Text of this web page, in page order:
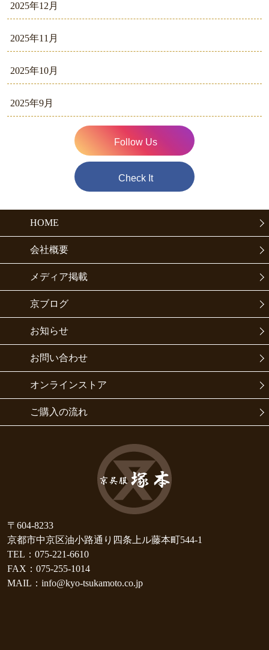
2025年12月
2025年11月
2025年10月
2025年9月
Follow Us
Check It
HOME
会社概要
メディア掲載
京ブログ
お知らせ
お問い合わせ
オンラインストア
ご購入の流れ
〒604-8233
京都市中京区油小路通り四条上ル藤本町544-1
TEL：075-221-6610
FAX：075-255-1014
MAIL：info@kyo-tsukamoto.co.jp